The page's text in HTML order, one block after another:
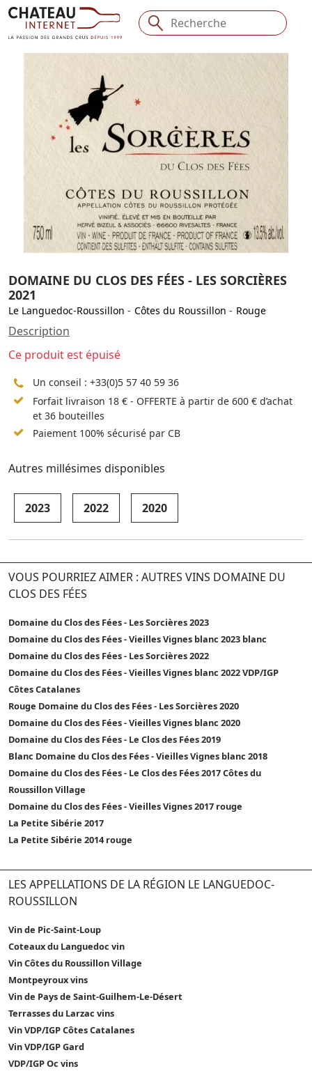
DOMAINE DU CLOS DES FÉES - LES SORCIÈRES
2021
Le Languedoc-Roussillon - Côtes du Roussillon - Rouge
Description
Ce produit est épuisé
Un conseil : +33(0)5 57 40 59 36
Forfait livraison 18 € - OFFERTE à partir de 600 € d’achat
et 36 bouteilles
Paiement 100% sécurisé par CB
Autres millésimes disponibles
2023 2022 2020
VOUS POURRIEZ AIMER : AUTRES VINS DOMAINE DU
CLOS DES FÉES
Domaine du Clos des Fées - Les Sorcières 2023
Domaine du Clos des Fées - Vieilles Vignes blanc 2023 blanc
Domaine du Clos des Fées - Les Sorcières 2022
Domaine du Clos des Fées - Vieilles Vignes blanc 2022 VDP/IGP
Côtes Catalanes
Rouge Domaine du Clos des Fées - Les Sorcières 2020
Domaine du Clos des Fées - Vieilles Vignes blanc 2020
Domaine du Clos des Fées - Le Clos des Fées 2019
Blanc Domaine du Clos des Fées - Vieilles Vignes blanc 2018
Domaine du Clos des Fées - Le Clos des Fées 2017 Côtes du
Roussillon Village
Domaine du Clos des Fées - Vieilles Vignes 2017 rouge
La Petite Sibérie 2017
La Petite Sibérie 2014 rouge
LES APPELLATIONS DE LA RÉGION LE LANGUEDOC-
ROUSSILLON
Vin de Pic-Saint-Loup
Coteaux du Languedoc vin
Vin Côtes du Roussillon Village
Montpeyroux vins
Vin de Pays de Saint-Guilhem-Le-Désert
Terrasses du Larzac vins
Vin VDP/IGP Côtes Catalanes
Vin VDP/IGP Gard
VDP/IGP Oc vins